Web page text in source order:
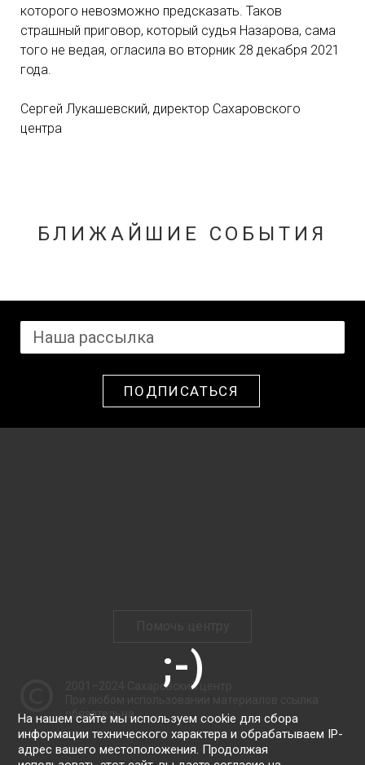
которого невозможно предсказать. Таков
страшный приговор, который судья Назарова, сама
того не ведая, огласила во вторник 28 декабря 2021
года.
Сергей Лукашевский, директор Сахаровского
центра
БЛИЖАЙШИЕ СОБЫТИЯ
ПОДПИСАТЬСЯ
Сахаровский центр
обязательна.
На нашем сайте мы используем cookie для сбора
информации технического характера и обрабатываем IP-
адрес вашего местоположения. Продолжая